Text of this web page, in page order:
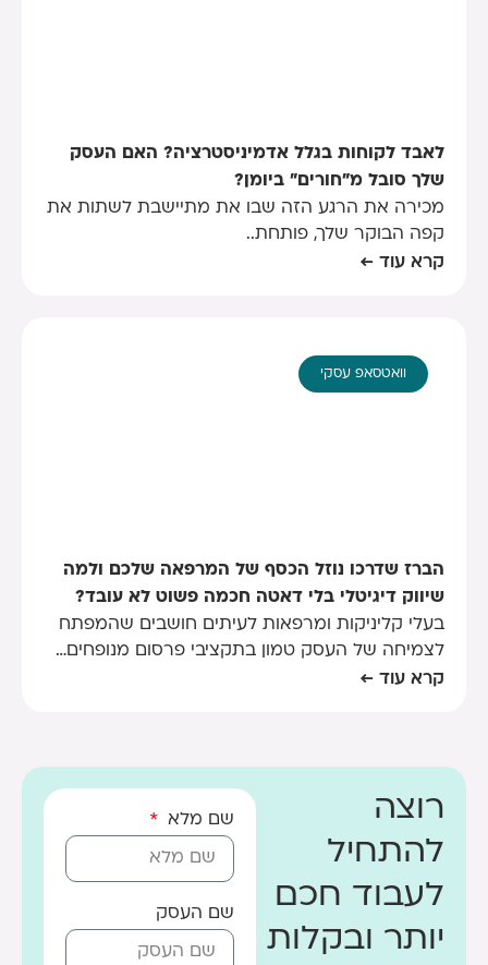
לאבד לקוחות בגלל אדמיניסטרציה? האם העסק
שלך סובל מ"חורים" ביומן?
מכירה את הרגע הזה שבו את מתיישבת לשתות את
קפה הבוקר שלך, פותחת..
קרא עוד ←
הברז שדרכו נוזל הכסף של המרפאה שלכם ולמה
שיווק דיגיטלי בלי דאטה חכמה פשוט לא עובד?
וואטסאפ עסקי
בעלי קליניקות ומרפאות לעיתים חושבים שהמפתח
לצמיחה של העסק טמון בתקציבי פרסום מנופחים…
קרא עוד ←
רוצה
להתחיל
לעבוד חכם
יותר ובקלות
שם מלא
שם העסק